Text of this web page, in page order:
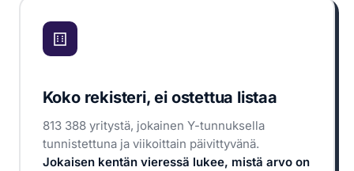
Koko rekisteri, ei ostettua listaa
813 388 yritystä, jokainen Y-tunnuksella
tunnistettuna ja viikoittain päivittyvänä.
Jokaisen kentän vieressä lukee, mistä arvo on